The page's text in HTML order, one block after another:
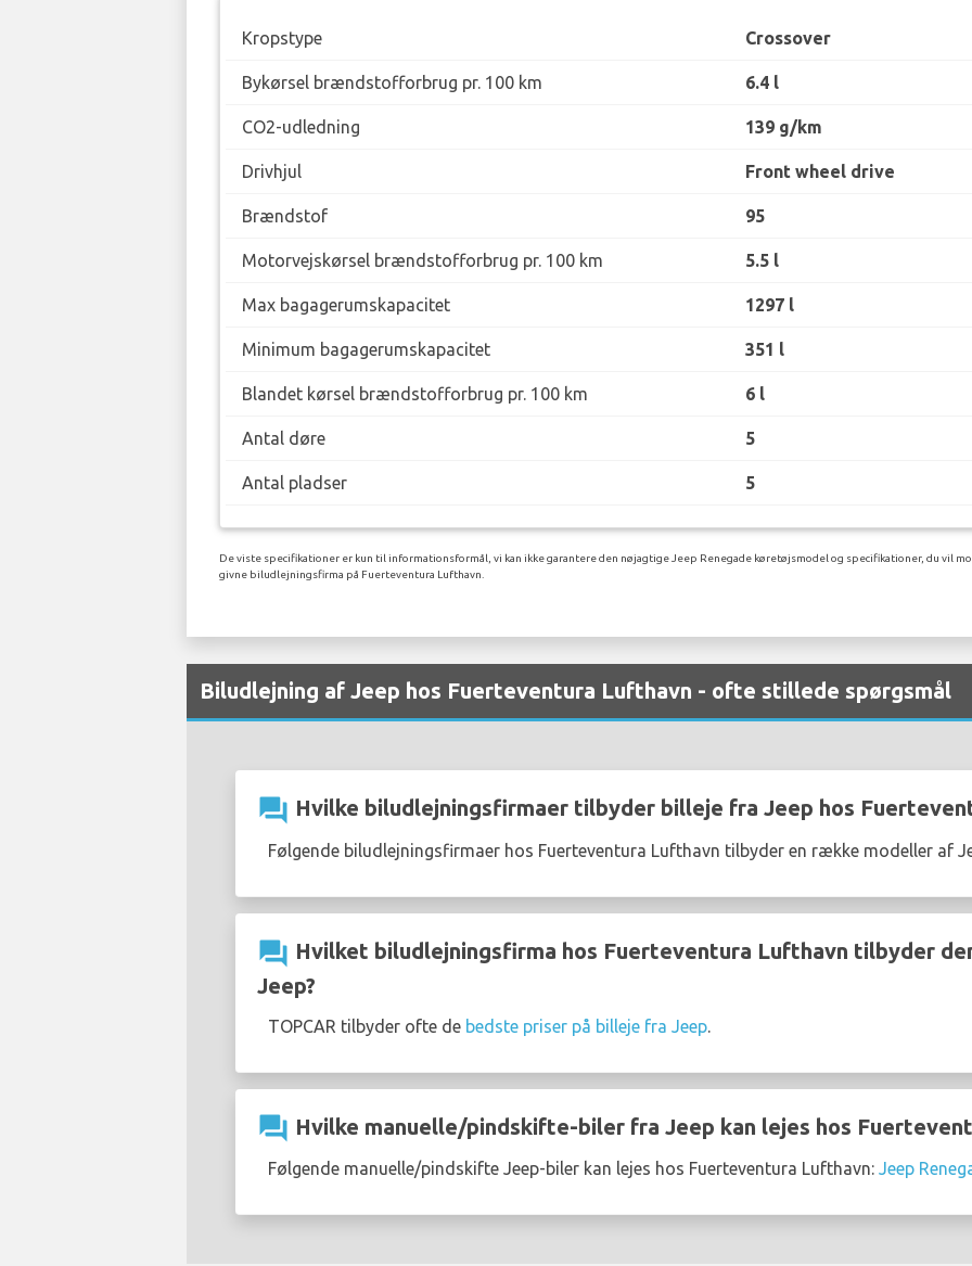
Kropstype Crossover
Bykørsel brændstofforbrug pr. 100 km 6.4 l
CO2-udledning 139 g/km
Drivhjul Front wheel drive
Brændstof 95
Motorvejskørsel brændstofforbrug pr. 100 km 5.5 l
Max bagagerumskapacitet 1297 l
Minimum bagagerumskapacitet 351 l
Blandet kørsel brændstofforbrug pr. 100 km 6 l
Antal døre 5
Antal pladser 5
De viste specifikationer er kun til informationsformål, vi kan ikke garantere den nøjagtige Jeep Renegade køretøjsmodel og specifikationer, du vil
givne biludlejningsfirma på Fuerteventura Lufthavn.
Biludlejning af Jeep hos Fuerteventura Lufthavn - ofte stillede spørgsmål
question_answer Hvilke biludlejningsfirmaer tilbyder billeje fra Jeep hos
Følgende biludlejningsfirmaer hos Fuerteventura Lufthavn tilbyder en række modeller af
question_answer Hvilket biludlejningsfirma hos Fuerteventura Lufthavn tilbyder
Jeep?
TOPCAR tilbyder ofte de bedste priser på billeje fra Jeep.
question_answer Hvilke manuelle/pindskifte-biler fra Jeep kan lejes hos
Følgende manuelle/pindskifte Jeep-biler kan lejes hos Fuerteventura Lufthavn: Jeep